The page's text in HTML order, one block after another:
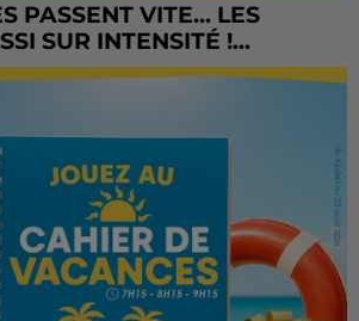
PASSENT VITE... LES
SUR INTENSITÉ !...